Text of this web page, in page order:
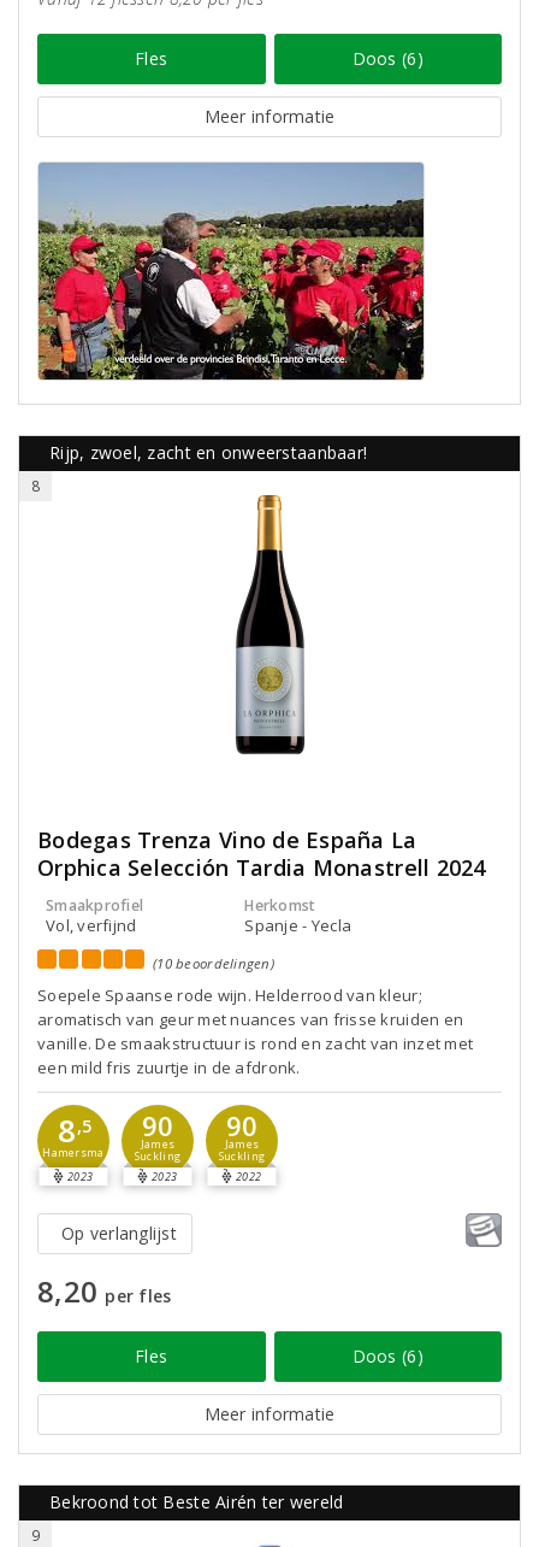
Fles Doos (6)
Meer informatie
Rijp, zwoel, zacht en onweerstaanbaar!
8
Bodegas Trenza Vino de España La
Orphica Selección Tardia Monastrell 2024
Smaakprofiel
Vol, verfijnd
Herkomst
Spanje - Yecla
(10 beoordelingen)
Soepele Spaanse rode wijn. Helderrood van kleur;
aromatisch van geur met nuances van frisse kruiden en
vanille. De smaakstructuur is rond en zacht van inzet met
een mild fris zuurtje in de afdronk.
8,5
Hamersma
2023
90
James
Suckling
2023
90
James
Suckling
2022
Op verlanglijst
8,20 per fles
Fles Doos (6)
Meer informatie
Bekroond tot Beste Airén ter wereld
9